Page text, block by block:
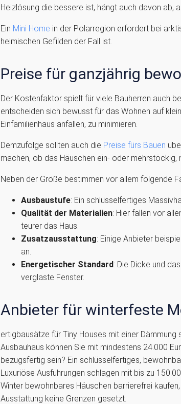
Heizlösung die bessere ist, hängt auch davon ab,
Ein Mini Home in der Polarregion erfordert bei
heimischen Gefilden der Fall ist.
Preise für ganzjährig
Der Kostenfaktor spielt für viele Bauherren auch
entscheiden sich bewusst für das Wohnen auf
Einfamilienhaus anfallen, zu minimieren.
Demzufolge sollten auch die Preise fürs Bauen
machen, ob das Häuschen ein- oder
Neben der Größe bestimmen vor allem folgende
Ausbaustufe: Ein schlüsselfertiges
Qualität der Materialien: Hier fallen vor
teurer das Haus.
Zusatzausstattung: Einige Anbieter
an.
Energetischer Standard: Die Dicke und
verglaste Fenster.
Anbieter für winterfeste
ertigbausätze für Tiny Houses mit einer
Ausbauhaus können Sie mit mindestens 24.000
bezugsfertig sein? Ein schlüsselfertiges,
Luxuriöse Ausführungen schlagen mit bis zu
Winter bewohnbares Häuschen barrierefrei
Ausstattung keine Grenzen gesetzt.